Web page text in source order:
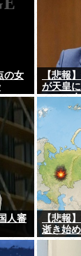
の女
【悲報
が天皇
Manに
X民「養
竹田恒
人審
【悲報
逝き始